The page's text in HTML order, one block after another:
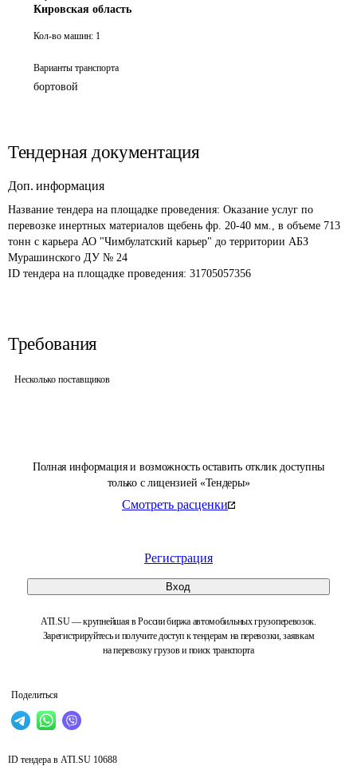
Полная информация и возможность оставить отклик доступны
только с лицензией «Тендеры»
Смотреть расценки
Регистрация
Вход
ATI.SU — крупнейшая в России биржа автомобильных грузоперевозок.
Зарегистрируйтесь и получите доступ к тендерам на перевозки, заявкам
на перевозку грузов и поиск транспорта
Поделиться
Кировская область
Кол-во машин: 1
Варианты транспорта
бортовой
Тендерная документация
Доп. информация
Название тендера на площадке проведения: Оказание услуг по
перевозке инертных материалов щебень фр. 20-40 мм., в объеме 713
тонн с карьера АО "Чимбулатский карьер" до территории АБЗ
Мурашинского ДУ № 24
ID тендера на площадке проведения: 31705057356
Требования
Несколько поставщиков
ID тендера в ATI.SU 10688